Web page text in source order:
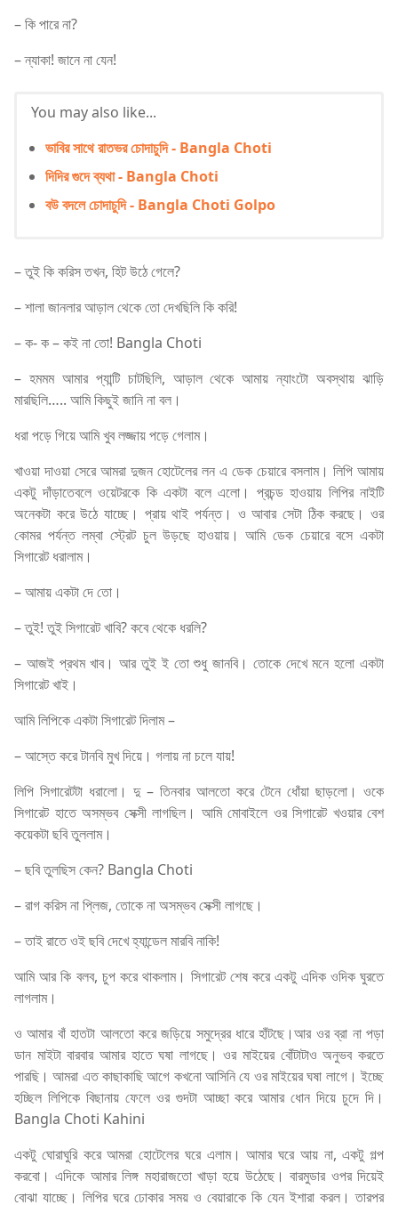
– কি পারে না?
– ন্যাকা! জানে না যেন!
You may also like...
ভাবির সাথে রাতভর চোদাচুদি - Bangla Choti
দিদির গুদে ব্যথা - Bangla Choti
বউ বদলে চোদাচুদি - Bangla Choti Golpo
– তুই কি করিস তখন, হিট উঠে গেলে?
– শালা জানলার আড়াল থেকে তো দেখছিলি কি করি!
– ক- ক – কই না তো! Bangla Choti
– হমমম আমার প্যান্টি চাটছিলি, আড়াল থেকে আমায় ন্যাংটো অবস্থায় ঝাড়ি
মারছিলি….. আমি কিছুই জানি না বল।
ধরা পড়ে গিয়ে আমি খুব লজ্জায় পড়ে গেলাম।
খাওয়া দাওয়া সেরে আমরা দুজন হোটেলের লন এ ডেক চেয়ারে বসলাম। লিপি আমায়
একটু দাঁড়াতেবলে ওয়েটরকে কি একটা বলে এলো। প্রচন্ড হাওয়ায় লিপির নাইটি
অনেকটা করে উঠে যাচ্ছে। প্রায় থাই পর্যন্ত। ও আবার সেটা ঠিক করছে। ওর
কোমর পর্যন্ত লম্বা স্ট্রেট চুল উড়ছে হাওয়ায়। আমি ডেক চেয়ারে বসে একটা
সিগারেট ধরালাম।
– আমায় একটা দে তো।
– তুই! তুই সিগারেট খাবি? কবে থেকে ধরলি?
– আজই প্রথম খাব। আর তুই ই তো শুধু জানবি। তোকে দেখে মনে হলো একটা
সিগারেট খাই।
আমি লিপিকে একটা সিগারেট দিলাম –
– আস্তে করে টানবি মুখ দিয়ে। গলায় না চলে যায়!
লিপি সিগারেটটা ধরালো। দু – তিনবার আলতো করে টেনে ধোঁয়া ছাড়লো। ওকে
সিগারেট হাতে অসম্ভব সেক্সী লাগছিল। আমি মোবাইলে ওর সিগারেট খওয়ার বেশ
কয়েকটা ছবি তুললাম।
– ছবি তুলছিস কেন? Bangla Choti
– রাগ করিস না প্লিজ, তোকে না অসম্ভব সেক্সী লাগছে।
– তাই রাতে ওই ছবি দেখে হ্যান্ডেল মারবি নাকি!
আমি আর কি বলব, চুপ করে থাকলাম। সিগারেট শেষ করে একটু এদিক ওদিক ঘুরতে
লাগলাম।
ও আমার বাঁ হাতটা আলতো করে জড়িয়ে সমুদ্রের ধারে হাঁটছে।আর ওর ব্রা না পড়া
ডান মাইটা বারবার আমার হাতে ঘষা লাগছে। ওর মাইয়ের বোঁটাটাও অনুভব করতে
পারছি। আমরা এত কাছাকাছি আগে কখনো আসিনি যে ওর মাইয়ের ঘষা লাগে। ইচ্ছে
হচ্ছিল লিপিকে বিছানায় ফেলে ওর গুদটা আচ্ছা করে আমার ধোন দিয়ে চুদে দি।
Bangla Choti Kahini
একটু ঘোরাঘুরি করে আমরা হোটেলের ঘরে এলাম। আমার ঘরে আয় না, একটু গল্প
করবো। এদিকে আমার লিঙ্গ মহারাজতো খাড়া হয়ে উঠেছে। বারমুডার ওপর দিয়েই
বোঝা যাচ্ছে। লিপির ঘরে ঢোকার সময় ও বেয়ারাকে কি যেন ইশারা করল। তারপর